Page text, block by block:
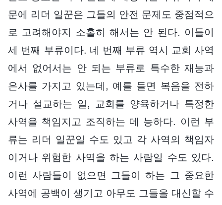
문에 리더 일꾼은 그들의 안전 문제도 중점적으
로 고려해야지 소홀히 해서는 안 된다. 이들이
세 번째 부류이다. 네 번째 부류 역시 교회 사역
에서 없어서는 안 되는 부류로 특수한 재능과
은사를 가지고 있는데, 예를 들면 복음을 전하
거나 설교하는 일, 교회를 양육하거나 특정한
사역을 책임지고 조직하는 데 능하다. 이런 부
류는 리더 일꾼일 수도 있고 각 사역의 책임자
이거나 위험한 사역을 하는 사람일 수도 있다.
이런 사람들이 없으면 그들이 하는 그 중요한
사역에 공백이 생기고 아무도 그들을 대신할 수